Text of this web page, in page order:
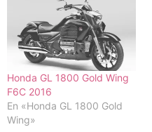
Honda GL 1800 Gold Wing
F6C 2016
En «Honda GL 1800 Gold
Wing»